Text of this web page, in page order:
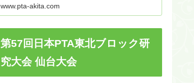
www.pta-akita.com
第57回日本PTA東北ブロック研
究大会 仙台大会